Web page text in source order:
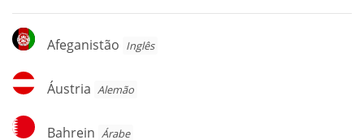
Afeganistão
Afeganistão Inglês
Áustria
Áustria Alemão
Bahrein
Bahrein Árabe